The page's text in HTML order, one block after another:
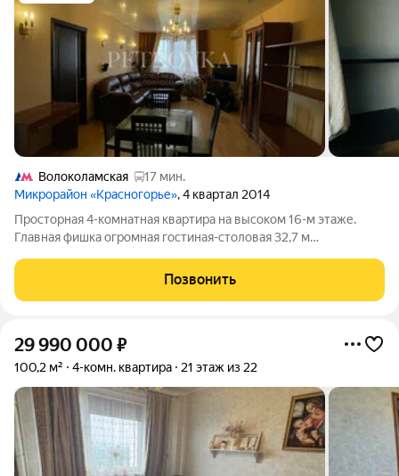
Волоколамская
17 мин.
Микрорайон «Красногорье», 4 квартал 2014
Просторная 4-комнатная квартира на высоком 16-м этаже.
Главная фишка огромная гостиная-столовая 32,7 м
иметь личное пространство. Два балкона дают отличный свет
и дополнительные возможности для
Позвонить
29 990 000 ₽
100,2 м² 4-комн. квартира 21 этаж из 22